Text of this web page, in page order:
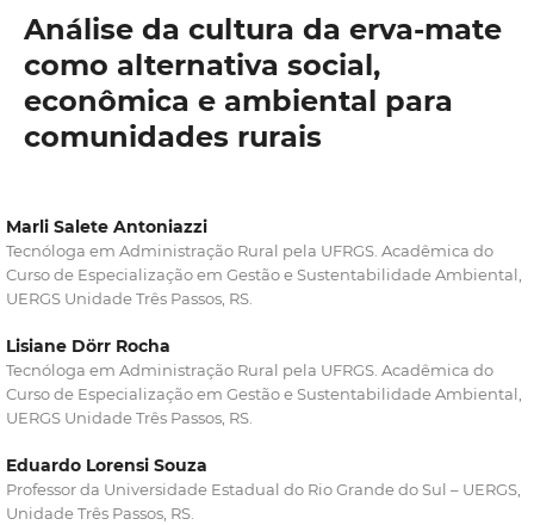
Análise da cultura da erva-mate
como alternativa social,
econômica e ambiental para
comunidades rurais
Marli Salete Antoniazzi
Tecnóloga em Administração Rural pela UFRGS. Acadêmica do
Curso de Especialização em Gestão e Sustentabilidade Ambiental,
UERGS Unidade Três Passos, RS.
Lisiane Dörr Rocha
Tecnóloga em Administração Rural pela UFRGS. Acadêmica do
Curso de Especialização em Gestão e Sustentabilidade Ambiental,
UERGS Unidade Três Passos, RS.
Eduardo Lorensi Souza
Professor da Universidade Estadual do Rio Grande do Sul – UERGS,
Unidade Três Passos, RS.